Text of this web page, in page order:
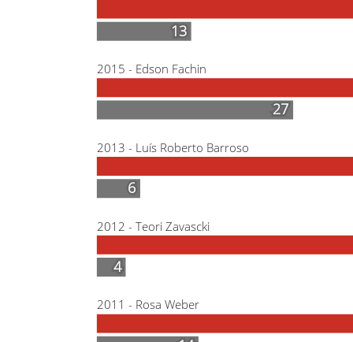
2011 - Rosa Weber
2012 - Teori Zavascki
2013 - Luís Roberto Barroso
2015 - Edson Fachin
4
4
6
6
27
27
13
13